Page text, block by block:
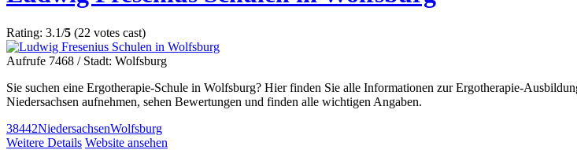
Rating: 3.1/5 (22 votes cast)
Aufrufe 7468 / Stadt: Wolfsburg
Sie suchen eine Ergotherapie-Schule in Wolfsburg? Hier finden Sie alle Informationen zur Ergotherapie-
Niedersachsen aufnehmen, sehen Bewertungen und finden alle wichtigen Angaben.
38442NiedersachsenWolfsburg
Weitere Details Website ansehen